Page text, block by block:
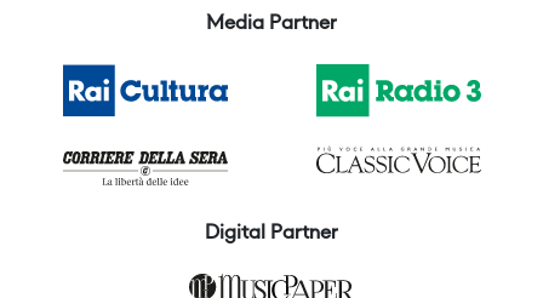
Media Partner
Digital Partner